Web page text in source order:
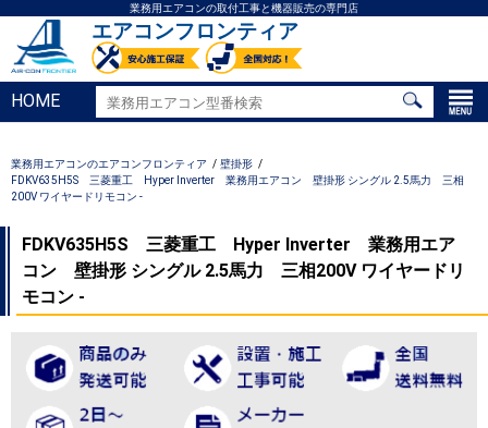
業務用エアコンの取付工事と機器販売の専門店
エアコンフロンティア
HOME
業務用エアコンのエアコンフロンティア
壁掛形
FDKV635H5S 三菱重工 Hyper Inverter 業務用エアコン 壁掛形 シングル 2.5馬力 三相
200V ワイヤードリモコン -
FDKV635H5S 三菱重工 Hyper Inverter 業務用エア
コン 壁掛形 シングル 2.5馬力 三相200V ワイヤードリ
モコン -